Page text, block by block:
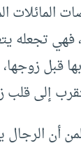
المائلات
فهي تجعله
قبل
إلى قلب
أن